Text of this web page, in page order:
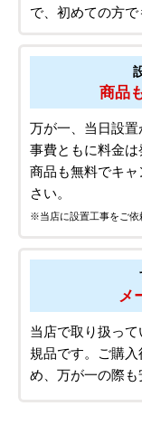
で、初めての方で
商品
万が一、当日設
事費ともに料金は
商品も無料でキ
さい。
※当店に設置工事をご依
メ
当店で取り扱っ
規品です。ご購
め、万が一の際も